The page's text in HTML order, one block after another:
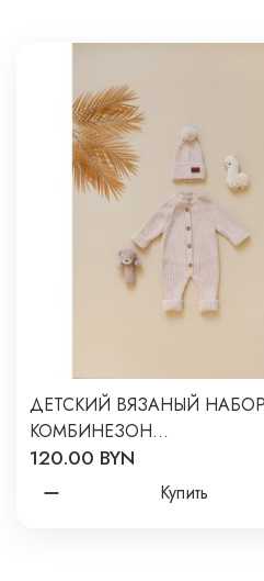
ДЕТСКИЙ ВЯЗАНЫЙ
КОМБИНЕЗОН
+ШАПОЧКА+НОСОЧКИ 56-
ЦВЕТ: БЕЖЕВЫЙ В059
120.00 BYN
Купить